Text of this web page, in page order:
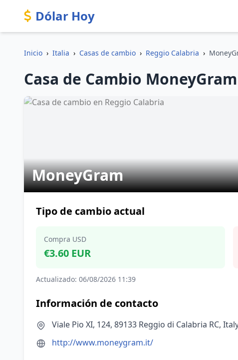
Dólar Hoy
Inicio › Italia › Casas de cambio › Reggio Calabria ›
Casa de Cambio
MoneyGram
Tipo de cambio actual
Compra USD
€3.60 EUR
Actualizado: 06/08/2026 11:39
Información de contacto
Viale Pio XI, 124, 89133 Reggio di Calabria RC,
http://www.moneygram.it/